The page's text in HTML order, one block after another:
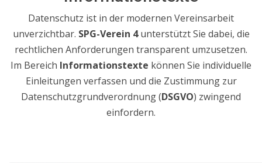
Datenschutz ist in der modernen Vereinsarbeit
unverzichtbar. SPG-Verein 4unterstützt Sie dabei, die
rechtlichen Anforderungen transparent umzusetzen.
Im Bereich Informationstexte können Sie individuelle
Einleitungen verfassen und die Zustimmung zur
Datenschutzgrundverordnung (DSGVO) zwingend
einfordern.